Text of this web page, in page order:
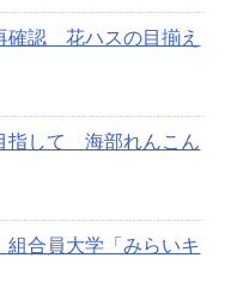
確認 花ハスの目揃え
指して 海部れんこん
合員大学「みらいキ